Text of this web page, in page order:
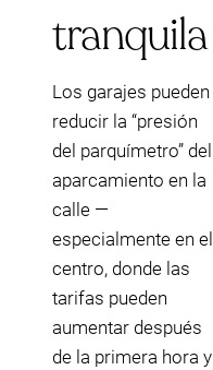
tranquila
Los garajes pueden
reducir la “presión
del parquímetro” del
aparcamiento en la
calle —
especialmente en el
centro, donde las
tarifas pueden
aumentar después
de la primera hora y